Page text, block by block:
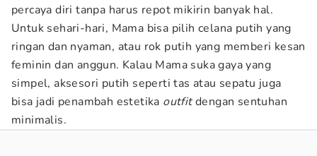
percaya diri tanpa harus repot mikirin banyak hal.
Untuk sehari-hari, Mama bisa pilih celana putih yang
ringan dan nyaman, atau rok putih yang memberi kesan
feminin dan anggun. Kalau Mama suka gaya yang
simpel, aksesori putih seperti tas atau sepatu juga
bisa jadi penambah estetika outfitdengan sentuhan
minimalis.